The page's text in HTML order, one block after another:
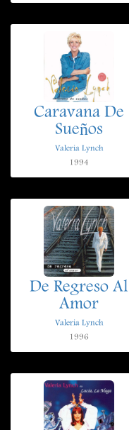
Caravana De
Sueños
Valeria Lynch
1994
De Regreso Al
Amor
Valeria Lynch
1996